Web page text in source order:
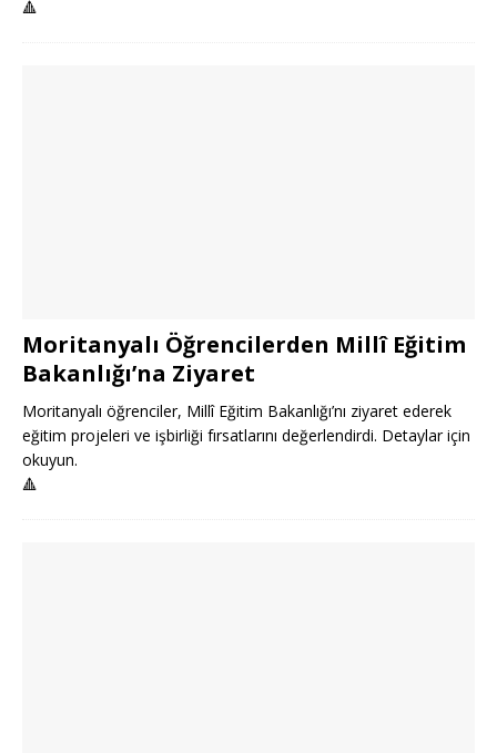
🔺
Moritanyalı Öğrencilerden Millî Eğitim
Bakanlığı’na Ziyaret
Moritanyalı öğrenciler, Millî Eğitim Bakanlığı’nı ziyaret ederek
eğitim projeleri ve işbirliği fırsatlarını değerlendirdi. Detaylar için
okuyun.
🔺